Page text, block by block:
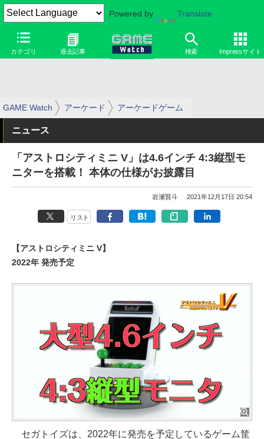
Powered by Translate
カテゴリ 過去記事 検索 Impressサイト
GAME Watch アーケード アーケードゲーム
ニュース
「アストロシティミニ V」は4.6インチ 4:3縦型モ
ニターを搭載！ 本体の仕様がお披露目
岩瀬賢斗 2021年12月17日 20:54
リスト
【アストロシティミニ V】
2022年 発売予定
セガトイズは、2022年に発売を予定しているゲーム筐